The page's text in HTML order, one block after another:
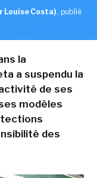
Louise Costa) , publié
la
a suspendu la
de ses
modèles
des